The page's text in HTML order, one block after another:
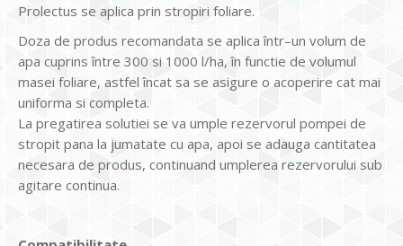
Prolectus se aplica prin stropiri foliare.
Doza de produs recomandata se aplica într–un volum de
apa cuprins între 300 si 1000 l/ha, în functie de volumul
masei foliare, astfel încat sa se asigure o acoperire cat mai
uniforma si completa.
La pregatirea solutiei se va umple rezervorul pompei de
stropit pana la jumatate cu apa, apoi se adauga cantitatea
necesara de produs, continuand umplerea rezervorului sub
agitare continua.